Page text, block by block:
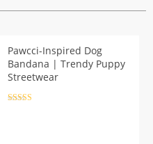
Pawcci-Inspired Dog
Bandana | Trendy Puppy
Streetwear